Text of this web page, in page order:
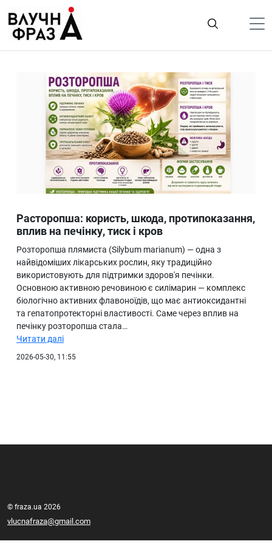
содержимому
Гроші
Життя
Лайфстайл
ТехноНаука
Людина
Ukraine
Про нас
Расторопша: користь, шкода, протипоказання,
вплив на печінку, тиск і кров
Розторопша плямиста (Silybum marianum) — одна з
найвідоміших лікарських рослин, яку традиційно
використовують для підтримки здоров'я печінки.
Основною активною речовиною є силімарин — комплекс
біологічно активних флавоноїдів, що має антиоксидантні
та гепатопротекторні властивості. Саме через вплив на
печінку розторопша стала…
Читати далі
2026-05-30, 11:55
© fraza.ua 2026
vlucnafraza@gmail.com